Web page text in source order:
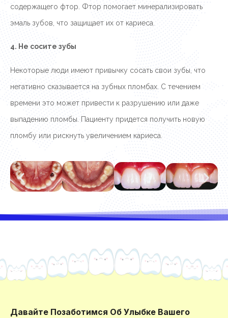
содержащего фтор. Фтор помогает минерализировать
эмаль зубов, что защищает их от кариеса.
4. Не сосите зубы
Некоторые люди имеют привычку сосать свои зубы, что
негативно сказывается на зубных пломбах. С течением
времени это может привести к разрушению или даже
выпадению пломбы. Пациенту придется получить новую
пломбу или рискнуть увеличением кариеса.
Давайте Позаботимся Об Улыбке Вашего